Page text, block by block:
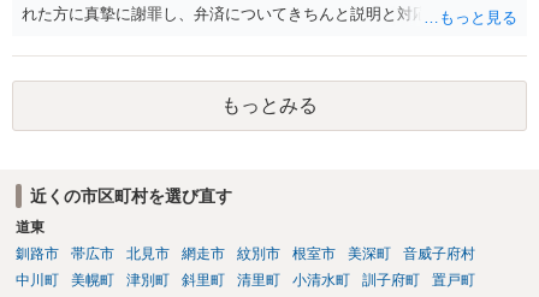
れた方に真摯に謝罪し、弁済についてきちんと説明と対応を行ってい
もっとみる
近くの市区町村を選び直す
道東
釧路市
帯広市 北見市 網走市 紋別市 根室市 美深町
音威子府村
中川町
美幌町 津別町 斜里町 清里町 小清水町 訓子府町
置戸町